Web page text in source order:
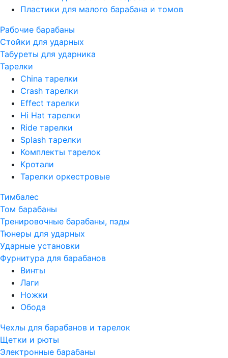
Пластики для малого барабана и томов
Рабочие барабаны
Стойки для ударных
Табуреты для ударника
Тарелки
China тарелки
Crash тарелки
Effect тарелки
Hi Hat тарелки
Ride тарелки
Splash тарелки
Комплекты тарелок
Кротали
Тарелки оркестровые
Тимбалес
Том барабаны
Тренировочные барабаны, пэды
Тюнеры для ударных
Ударные установки
Фурнитура для барабанов
Винты
Лаги
Ножки
Обода
Чехлы для барабанов и тарелок
Щетки и рюты
Электронные барабаны